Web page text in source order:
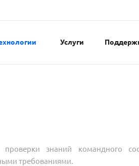
Услуги
знаний командного
требованиями.